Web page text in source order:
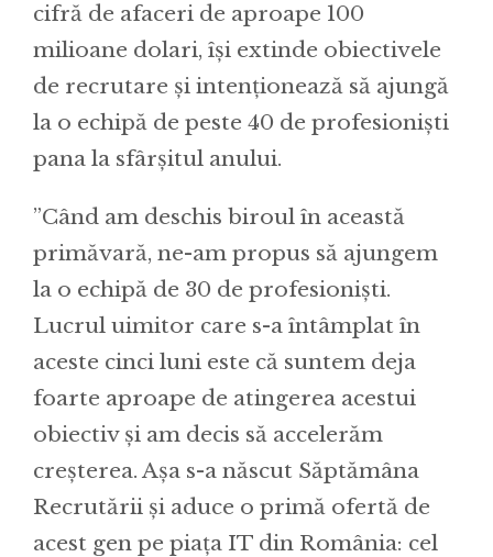
cifră de afaceri de aproape 100
milioane dolari, își extinde obiectivele
de recrutare și intenționează să ajungă
la o echipă de peste 40 de profesioniști
pana la sfârșitul anului.
”Când am deschis biroul în această
primăvară, ne-am propus să ajungem
la o echipă de 30 de profesioniști.
Lucrul uimitor care s-a întâmplat în
aceste cinci luni este că suntem deja
foarte aproape de atingerea acestui
obiectiv și am decis să accelerăm
creșterea. Așa s-a născut Săptămâna
Recrutării și aduce o primă ofertă de
acest gen pe piața IT din România: cel